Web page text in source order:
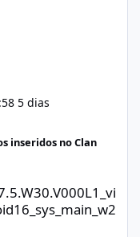
5 dias
inseridos no Clan